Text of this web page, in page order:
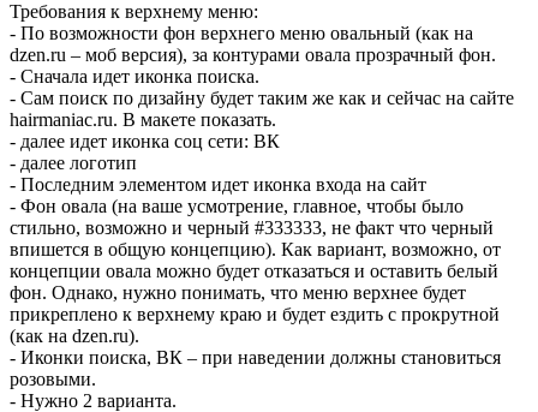
Требования к верхнему меню:
- По возможности фон верхнего меню овальный (как на
dzen.ru – моб версия), за контурами овала прозрачный фон.
- Сначала идет иконка поиска.
- Сам поиск по дизайну будет таким же как и сейчас на сайте
hairmaniac.ru. В макете показать.
- далее идет иконка соц сети: ВК
- далее логотип
- Последним элементом идет иконка входа на сайт
- Фон овала (на ваше усмотрение, главное, чтобы было
стильно, возможно и черный #333333, не факт что черный
впишется в общую концепцию). Как вариант, возможно, от
концепции овала можно будет отказаться и оставить белый
фон. Однако, нужно понимать, что меню верхнее будет
прикреплено к верхнему краю и будет ездить с прокрутной
(как на dzen.ru).
- Иконки поиска, ВК – при наведении должны становиться
розовыми.
- Нужно 2 варианта.